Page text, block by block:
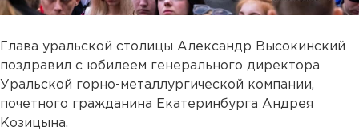
Глава уральской столицы Александр Высокинский
поздравил с юбилеем генерального директора
Уральской горно-металлургической компании,
почетного гражданина Екатеринбурга Андрея
Козицына.